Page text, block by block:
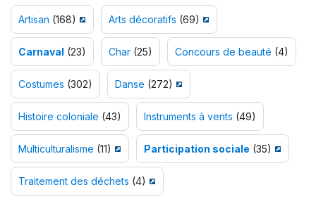
Artisan (168) Arts décoratifs (69)
Carnaval (23) Char (25) Concours de beauté (4)
Costumes (302) Danse (272)
Histoire coloniale (43) Instruments à vents (49)
Multiculturalisme (11) Participation sociale (35)
Traitement des déchets (4)